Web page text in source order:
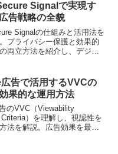
Signalで実現す
告戦略の全貌
Signalの仕組みと活用法を
プライバシー保護と効果的
両立方法を紹介し、デジタ
告で活用するVVCの
果的な運用方法
のVVC（Viewability
）を理解し、視認性を
法を解説。広告効果を最大